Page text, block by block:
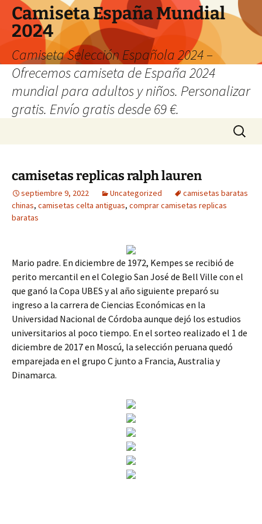
Camiseta España Mundial
2024
Camiseta Selección Española 2024 –
Ofrecemos camiseta de España 2024
mundial para adultos y niños. Personalizar
gratis. Envío gratis desde 69 €.
Buscar:
camisetas replicas ralph lauren
septiembre 9, 2022 Uncategorized
camisetas baratas
chinas, camisetas celta antiguas, comprar camisetas replicas
baratas
Mario padre. En diciembre de 1972, Kempes se recibió de
perito mercantil en el Colegio San José de Bell Ville con el
que ganó la Copa UBES y al año siguiente preparó su
ingreso a la carrera de Ciencias Económicas en la
Universidad Nacional de Córdoba aunque dejó los estudios
universitarios al poco tiempo. En el sorteo realizado el 1 de
diciembre de 2017 en Moscú, la selección peruana quedó
emparejada en el grupo C junto a Francia, Australia y
Dinamarca.